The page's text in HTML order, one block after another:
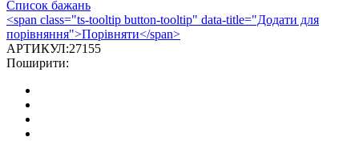
AF23
МАХАГОН
КОРИЧНЕВЫЙ
АНТИК
кількість
Список бажань
<span class="ts-tooltip button-tooltip" data-title="Додати для
порівняння">Порівняти</span>
АРТИКУЛ:27155
Поширити: